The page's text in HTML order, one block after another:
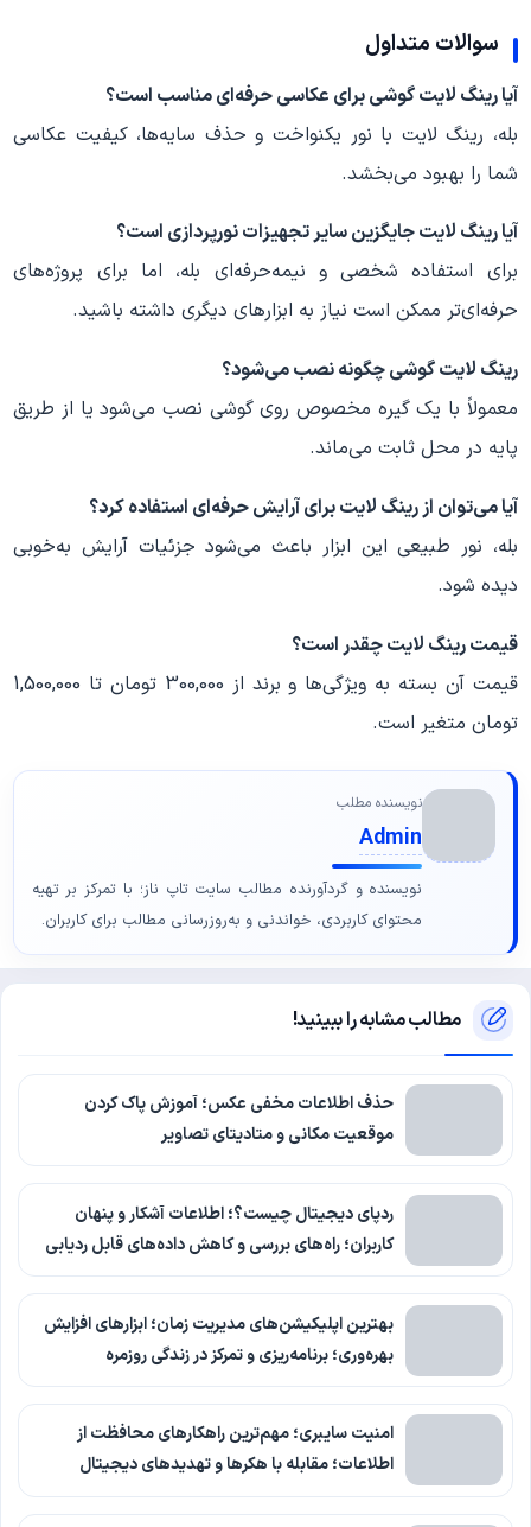
سوالات متداول
آیا رینگ لایت گوشی برای عکاسی حرفه‌ای مناسب است؟
بله، رینگ لایت با نور یکنواخت و حذف سایه‌ها، کیفیت عکاسی
شما را بهبود می‌بخشد.
آیا رینگ لایت جایگزین سایر تجهیزات نورپردازی است؟
برای استفاده شخصی و نیمه‌حرفه‌ای بله، اما برای پروژه‌های
حرفه‌ای‌تر ممکن است نیاز به ابزارهای دیگری داشته باشید.
رینگ لایت گوشی چگونه نصب می‌شود؟
معمولاً با یک گیره مخصوص روی گوشی نصب می‌شود یا از طریق
پایه در محل ثابت می‌ماند.
آیا می‌توان از رینگ لایت برای آرایش حرفه‌ای استفاده کرد؟
بله، نور طبیعی این ابزار باعث می‌شود جزئیات آرایش به‌خوبی
دیده شود.
قیمت رینگ لایت چقدر است؟
قیمت آن بسته به ویژگی‌ها و برند از 300,000 تومان تا 1,500,000
تومان متغیر است.
نویسنده مطلب
Admin
نویسنده و گردآورنده مطالب سایت تاپ ناز؛ با تمرکز بر تهیه
محتوای کاربردی، خواندنی و به‌روزرسانی مطالب برای کاربران.
مطالب مشابه را ببینید!
حذف اطلاعات مخفی عکس؛ آموزش پاک کردن
موقعیت مکانی و متادیتای تصاویر
ردپای دیجیتال چیست؟؛ اطلاعات آشکار و پنهان
کاربران؛ راه‌های بررسی و کاهش داده‌های قابل ردیابی
بهترین اپلیکیشن‌های مدیریت زمان؛ ابزارهای افزایش
بهره‌وری؛ برنامه‌ریزی و تمرکز در زندگی روزمره
امنیت سایبری؛ مهم‌ترین راهکارهای محافظت از
اطلاعات؛ مقابله با هکرها و تهدیدهای دیجیتال